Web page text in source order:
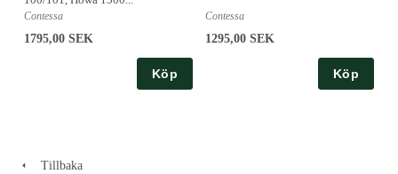
Contessa
1795,00 SEK
Köp
Contessa
1295,00 SEK
Köp
Tillbaka